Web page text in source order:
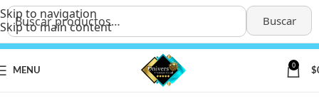
Buscar
Skip to navigation
Skip to main content
MENU
0
$